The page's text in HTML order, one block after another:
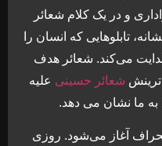
و در یک کلام شعائر
تابلوهایی که انسان را
می‌کند. شعائر هدف
شعائر حسینی علیه
به ما نشان می دهد.
آغاز می‌شود. روزی